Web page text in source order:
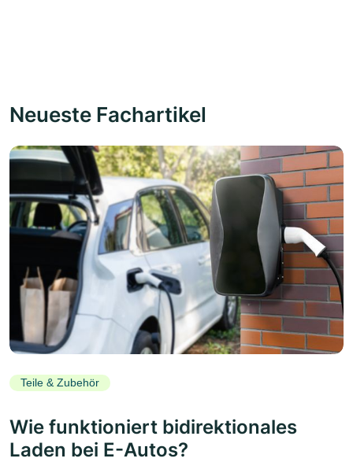
Neueste Fachartikel
Teile & Zubehör
Wie funktioniert bidirektionales
Laden bei E-Autos?